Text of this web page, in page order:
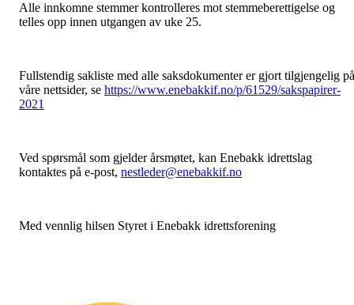
Alle innkomne stemmer kontrolleres mot stemmeberettigelse og
telles opp innen utgangen av uke 25.
Fullstendig sakliste med alle saksdokumenter er gjort tilgjengelig på
våre nettsider, se https://www.enebakkif.no/p/61529/sakspapirer-
2021
Ved spørsmål som gjelder årsmøtet, kan Enebakk idrettslag
kontaktes på e-post, nestleder@enebakkif.no
Med vennlig hilsen Styret i Enebakk idrettsforening